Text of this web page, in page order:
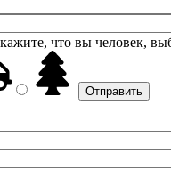
что вы человек,